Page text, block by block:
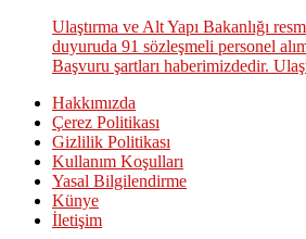
Ulaştırma ve Alt Yapı Bakanlığı
duyuruda 91 sözleşmeli personel
Başvuru şartları haberimizdedir.
Hakkımızda
Çerez Politikası
Gizlilik Politikası
Kullanım Koşulları
Yasal Bilgilendirme
Künye
İletişim